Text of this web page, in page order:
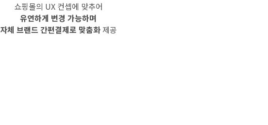
쇼핑몰의 UX 컨셉에 맞추어
유연하게 변경 가능하며
자체 브랜드 간편결제로 맞춤화제공